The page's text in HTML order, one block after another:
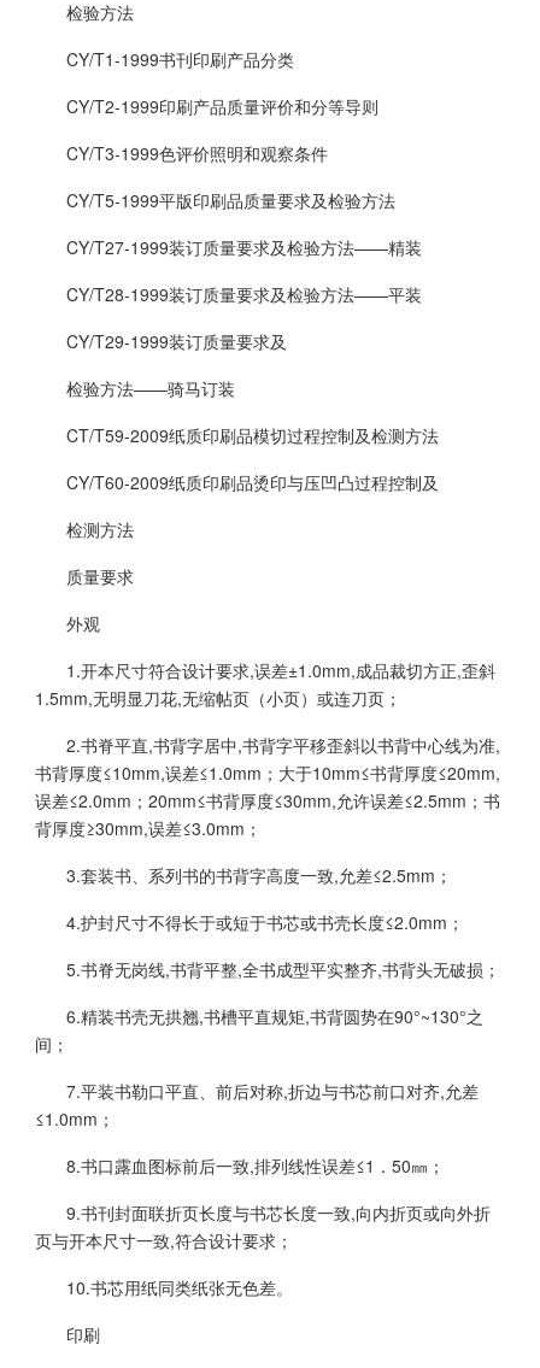
检验方法
CY/T1-1999书刊印刷产品分类
CY/T2-1999印刷产品质量评价和分等导则
CY/T3-1999色评价照明和观察条件
CY/T5-1999平版印刷品质量要求及检验方法
CY/T27-1999装订质量要求及检验方法——精装
CY/T28-1999装订质量要求及检验方法——平装
CY/T29-1999装订质量要求及
检验方法——骑马订装
CT/T59-2009纸质印刷品模切过程控制及检测方法
CY/T60-2009纸质印刷品烫印与压凹凸过程控制及
检测方法
质量要求
外观
1.开本尺寸符合设计要求,误差±1.0mm,成品裁切方正,歪斜
1.5mm,无明显刀花,无缩帖页（小页）或连刀页；
2.书脊平直,书背字居中,书背字平移歪斜以书背中心线为准,
书背厚度≤10mm,误差≤1.0mm；大于10mm≤书背厚度≤20mm,
误差≤2.0mm；20mm≤书背厚度≤30mm,允许误差≤2.5mm；书
背厚度≥30mm,误差≤3.0mm；
3.套装书、系列书的书背字高度一致,允差≤2.5mm；
4.护封尺寸不得长于或短于书芯或书壳长度≤2.0mm；
5.书脊无岗线,书背平整,全书成型平实整齐,书背头无破损；
6.精装书壳无拱翘,书槽平直规矩,书背圆势在90°~130°之
间；
7.平装书勒口平直、前后对称,折边与书芯前口对齐,允差
≤1.0mm；
8.书口露血图标前后一致,排列线性误差≤1．50㎜；
9.书刊封面联折页长度与书芯长度一致,向内折页或向外折
页与开本尺寸一致,符合设计要求；
10.书芯用纸同类纸张无色差。
印刷